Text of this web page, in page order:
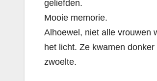
geliefden.
Mooie memorie.
Alhoewel, niet alle vrouwen
het licht. Ze kwamen
zwoelte.